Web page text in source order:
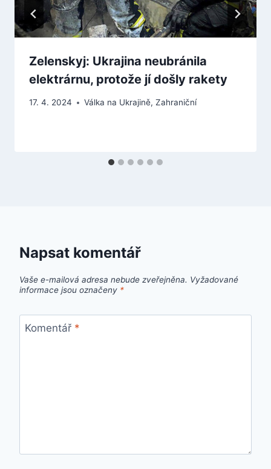
Zelenskyj: Ukrajina neubránila
elektrárnu, protože jí došly rakety
17. 4. 2024 Válka na Ukrajině, Zahraniční
Napsat komentář
Vaše e-mailová adresa nebude zveřejněna. Vyžadované
informace jsou označeny *
Komentář *